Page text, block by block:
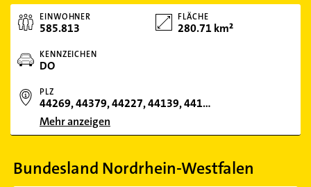
EINWOHNER
585.813
FLÄCHE
280.71 km²
KENNZEICHEN
DO
PLZ
44269, 44379, 44227, 44139, 44147, 44137, 44267, 44328, 44359, 44145, 44309, 44329, 44265, 44135, 44141, 44149, 44229, 44263, 44339, 44287, 44388, 44369, 44143, 44289, 44225, 44357, 44319, 44043
Mehr anzeigen
Bundesland Nordrhein-Westfalen